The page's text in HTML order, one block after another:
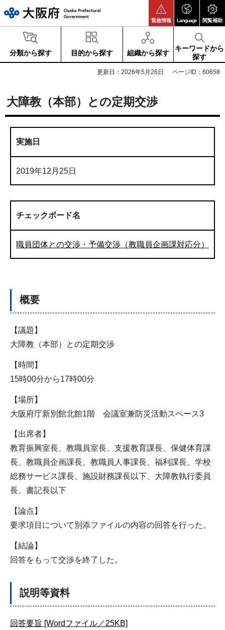
緊急情報 Language 閲覧補助
分類から探す 目的から探す 組織から探す
キーワードから
探す
更新日：2026年5月26日 ページID：60658
大障教（本部）との定期交渉
実施日
2019年12月25日
チェックボード名
職員団体との交渉・予備交渉（教職員企画課対応分）
概要
【議題】
大障教（本部）との定期交渉
【時間】
15時00分から17時00分
【場所】
大阪府庁新別館北館1階 会議室兼防災活動スペース3
【出席者】
教育振興室長、教職員室長、支援教育課長、保健体育課
長、教職員企画課長、教職員人事課長、福利課長、学校
総務サービス課長、施設財務課長以下、大障教執行委員
長、書記長以下
【論点】
要求項目について別添ファイルの内容の回答を行った。
【結論】
回答をもって交渉を終了した。
説明等資料
回答要旨 [Wordファイル／25KB]